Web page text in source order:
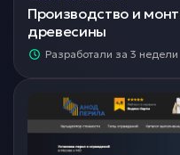
Производство и
древесины
Разработали за 3 недели